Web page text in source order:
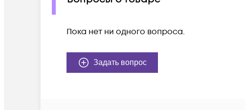
Пока нет ни одного вопроса.
Задать вопрос